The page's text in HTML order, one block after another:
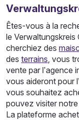
Êtes-vous à la
le Verwaltungskreis
cherchiez des
des terrains, vous
vente par l’agence
vous aideront pour
vous souhaitez
pouvez visiter
La plateforme